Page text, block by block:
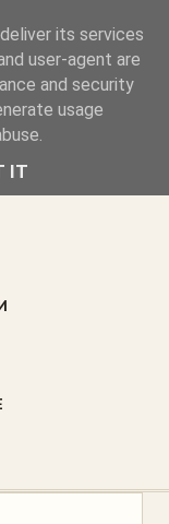
нови книги
·
its services
user-agent are
and security
usage
IT